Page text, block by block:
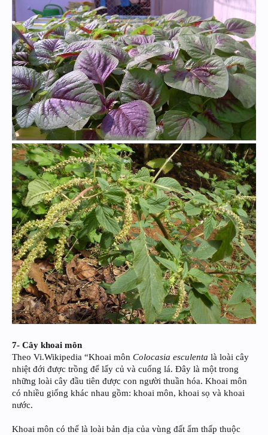
7- Cây khoai môn
Theo Vi.Wikipedia “Khoai môn Colocasia esculenta là loài cây
nhiệt đới được trồng để lấy củ và cuống lá. Đây là một trong
những loài cây đầu tiên được con người thuần hóa. Khoai môn
có nhiều giống khác nhau gồm: khoai môn, khoai sọ và khoai
nước.
Khoai môn có thể là loài bản địa của vùng đất ẩm thấp thuộc